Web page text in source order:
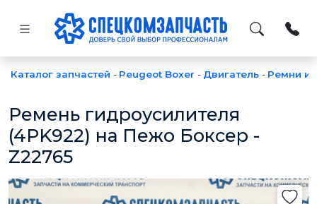
Каталог запчастей - Peugeot Boxer - Двигатель - Ремни и
Ремень гидроусилителя
(4PK922) на Пежо Боксер -
Z22765